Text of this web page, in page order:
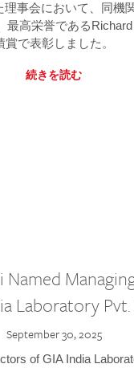
理事会において、同機
最高栄誉であるRichard
賞で表彰しました。
続きを読む
Laboratory
September 30, 2025
of GIA India